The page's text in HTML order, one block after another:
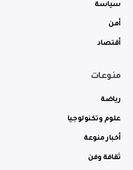
سياسة
أمن
أقتصاد
منوعات
رياضة
علوم وتكنولوجيا
أخبار منوعة
ثقافة وفن